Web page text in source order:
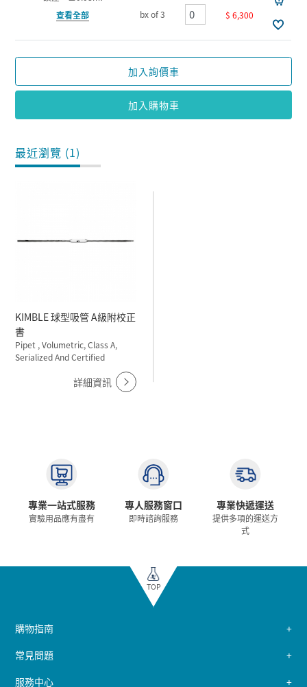
查看全部
bx of 3 $ 6,300
加入詢價車
加入購物車
最近瀏覽 (1)
KIMBLE 球型吸管 A級附校正
書
Pipet , Volumetric, Class A,
Serialized And Certified
詳細資訊
專業一站式服務
實驗用品應有盡有
專人服務窗口
即時諮詢服務
專業快遞運送
提供多項的運送方
式
TOP
購物指南
常見問題
服務中心